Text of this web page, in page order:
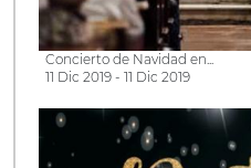
Concierto de Navidad en...
11 Dic 2019 - 11 Dic 2019